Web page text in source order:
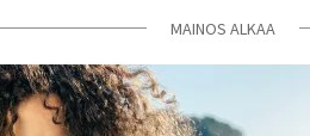
MAINOS ALKAA